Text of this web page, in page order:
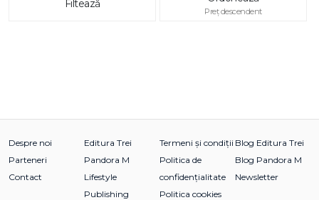
Filtează
Preț descendent
Despre noi
Parteneri
Contact
Editura Trei
Pandora M
Lifestyle
Publishing
Termeni și condiții
Politica de
confidențialitate
Politica cookies
Blog Editura Trei
Blog Pandora M
Newsletter